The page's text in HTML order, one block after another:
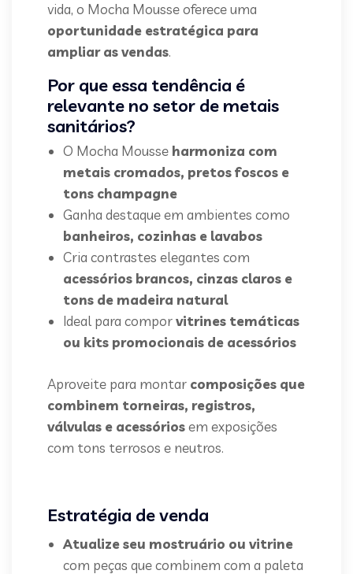
vida, o Mocha Mousse oferece uma
oportunidade estratégica para
ampliar as vendas.
Por que essa tendência é
relevante no setor de metais
sanitários?
O Mocha Mousse harmoniza com
metais cromados, pretos foscos e
tons champagne
Ganha destaque em ambientes como
banheiros, cozinhas e lavabos
Cria contrastes elegantes com
acessórios brancos, cinzas claros e
tons de madeira natural
Ideal para comporvitrines temáticas
ou kits promocionais de acessórios
Aproveite para montar composições que
combinem torneiras, registros,
válvulas e acessóriosem exposições
com tons terrosos e neutros.
Estratégia de venda
Atualize seu mostruário ou vitrine
com peças que combinem com a paleta